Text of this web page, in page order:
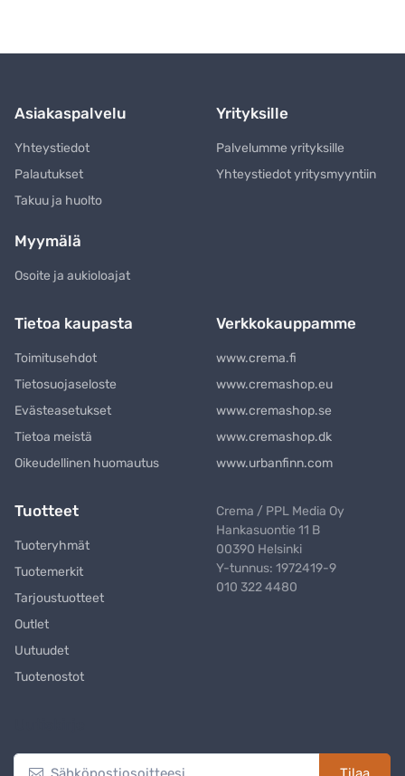
Asiakaspalvelu
Yhteystiedot
Palautukset
Takuu ja huolto
Yrityksille
Palvelumme yrityksille
Yhteystiedot yritysmyyntiin
Myymälä
Osoite ja aukioloajat
Tietoa kaupasta
Toimitusehdot
Tietosuojaseloste
Evästeasetukset
Tietoa meistä
Oikeudellinen huomautus
Verkkokauppamme
www.crema.fi
www.cremashop.eu
www.cremashop.se
www.cremashop.dk
www.urbanfinn.com
Tuotteet
Tuoteryhmät
Tuotemerkit
Tarjoustuotteet
Outlet
Uutuudet
Tuotenostot
Crema / PPL Media Oy
Hankasuontie 11 B
00390 Helsinki
Y-tunnus: 1972419-9
010 322 4480